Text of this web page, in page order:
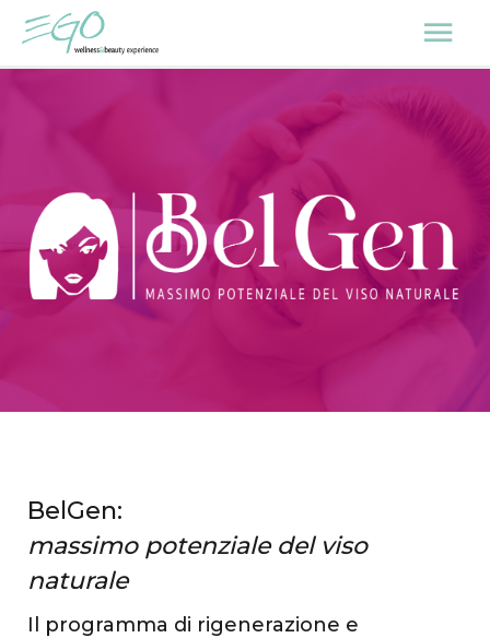
BelGen:
massimo potenziale del viso
naturale
Il programma di rigenerazione e